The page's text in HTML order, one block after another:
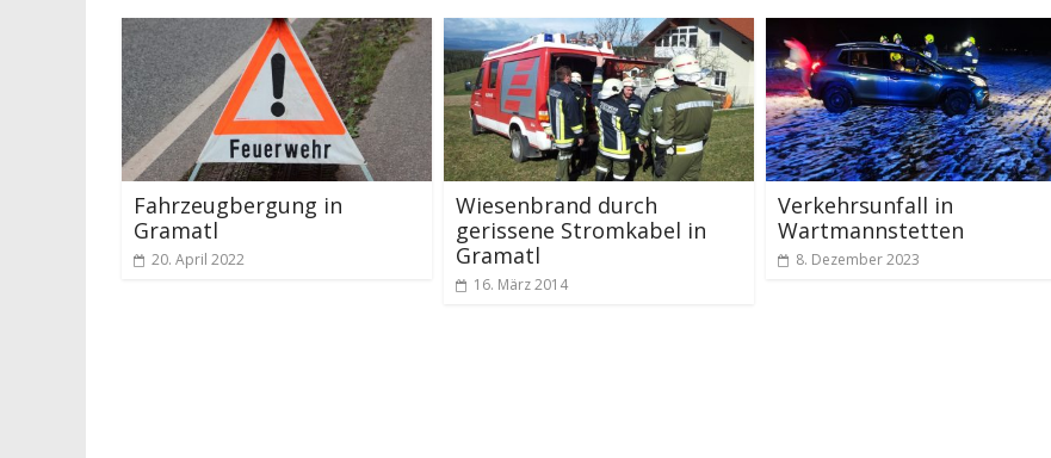
Fahrzeugbergung in
Gramatl
20. April 2022
Wiesenbrand durch
gerissene Stromkabel in
Gramatl
16. März 2014
Verkehrsunfall in
Wartmannstetten
8. Dezember 2023